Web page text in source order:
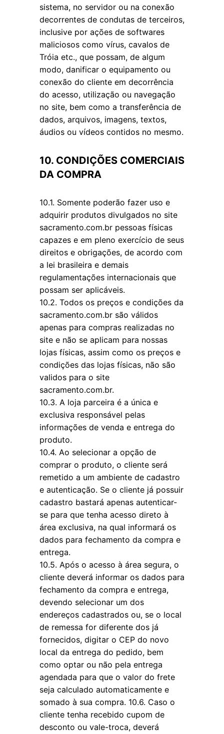
sistema, no servidor ou na conexão
decorrentes de condutas de terceiros,
inclusive por ações de softwares
maliciosos como vírus, cavalos de
Tróia etc., que possam, de algum
modo, danificar o equipamento ou
conexão do cliente em decorrência
do acesso, utilização ou navegação
no site, bem como a transferência de
dados, arquivos, imagens, textos,
áudios ou vídeos contidos no mesmo.
10. CONDIÇÕES COMERCIAIS
DA COMPRA
10.1. Somente poderão fazer uso e
adquirir produtos divulgados no site
sacramento.com.br pessoas físicas
capazes e em pleno exercício de seus
direitos e obrigações, de acordo com
a lei brasileira e demais
regulamentações internacionais que
possam ser aplicáveis.
10.2. Todos os preços e condições da
sacramento.com.br são válidos
apenas para compras realizadas no
site e não se aplicam para nossas
lojas físicas, assim como os preços e
condições das lojas físicas, não são
validos para o site
sacramento.com.br.
10.3. A loja parceira é a única e
exclusiva responsável pelas
informações de venda e entrega do
produto.
10.4. Ao selecionar a opção de
comprar o produto, o cliente será
remetido a um ambiente de cadastro
e autenticação. Se o cliente já possuir
cadastro bastará apenas autenticar-
se para que tenha acesso direto à
área exclusiva, na qual informará os
dados para fechamento da compra e
entrega.
10.5. Após o acesso à área segura, o
cliente deverá informar os dados para
fechamento da compra e entrega,
devendo selecionar um dos
endereços cadastrados ou, se o local
de remessa for diferente dos já
fornecidos, digitar o CEP do novo
local da entrega do pedido, bem
como optar ou não pela entrega
agendada para que o valor do frete
seja calculado automaticamente e
somado à sua compra. 10.6. Caso o
cliente tenha recebido cupom de
desconto ou vale-troca, deverá